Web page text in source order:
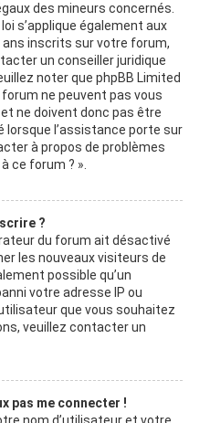
des mineurs concernés.
s’applique également aux
inscrits sur votre forum,
un conseiller juridique
noter que phpBB Limited
ne peuvent pas vous
ne doivent donc pas être
l’assistance porte sur
à propos de problèmes
ce forum ? ».
?
du forum ait désactivé
les nouveaux visiteurs de
possible qu’un
votre adresse IP ou
que vous souhaitez
veuillez contacter un
pas me connecter !